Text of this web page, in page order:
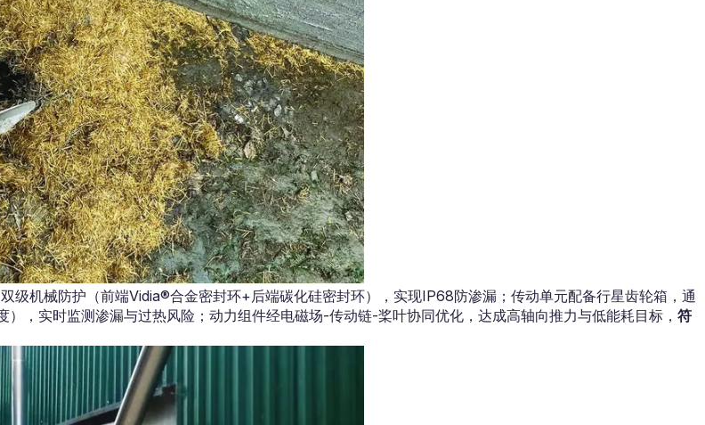
级机械防护（前端Vidia®合金密封环+后端碳化硅密封环），实现IP68防渗漏；传动单元配备行星齿轮箱，通
，实时监测渗漏与过热风险；动力组件经电磁场-传动链-桨叶协同优化，达成高轴向推力与低能耗目标， 符